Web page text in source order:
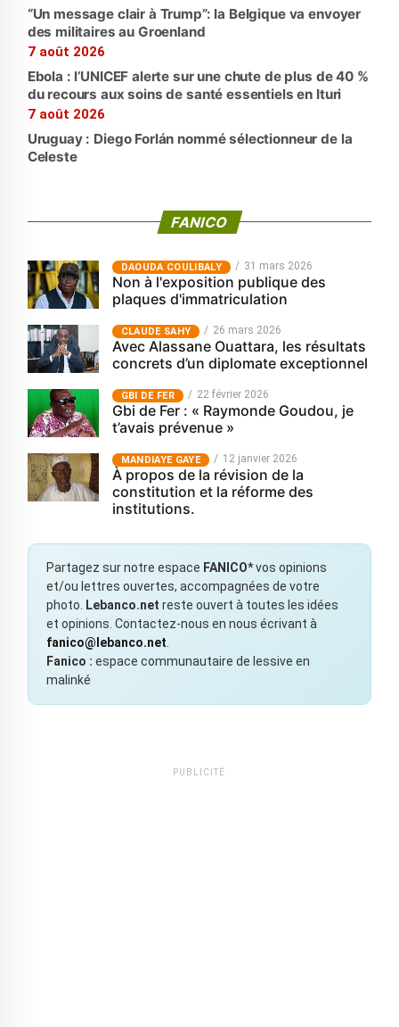
“Un message clair à Trump”: la Belgique va envoyer
des militaires au Groenland
7 août 2026
Ebola : l’UNICEF alerte sur une chute de plus de 40 %
du recours aux soins de santé essentiels en Ituri
7 août 2026
Uruguay : Diego Forlán nommé sélectionneur de la
Celeste
FANICO
‎DAOUDA COULIBALY 31 mars 2026
Non à l'exposition publique des
plaques d'immatriculation
CLAUDE SAHY 26 mars 2026
Avec Alassane Ouattara, les résultats
concrets d’un diplomate exceptionnel
GBI DE FER 22 février 2026
Gbi de Fer : « Raymonde Goudou, je
t’avais prévenue »
MANDIAYE GAYE 12 janvier 2026
À propos de la révision de la
constitution et la réforme des
institutions.
Partagez sur notre espace FANICO*vos opinions
et/ou lettres ouvertes, accompagnées de votre
photo.
Lebanco.net reste ouvert à toutes les idées
et opinions. Contactez-nous en nous écrivant à
fanico@lebanco.net
Fanico : espace communautaire de lessive en
malinké
PUBLICITÉ